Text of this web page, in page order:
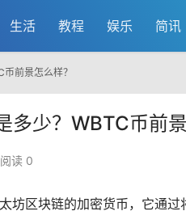
生活 教程 娱乐 简讯
前景怎么样？
少？WBTC币前景
阅读 0
坊区块链的加密货币，它通过